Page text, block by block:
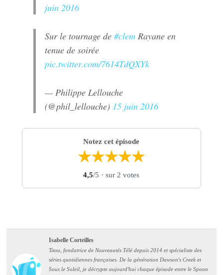
juin 2016
Sur le tournage de#clem Rayane en
tenue de soirée
pic.twitter.com/7614TdQXYk
— Philippe Lellouche
(@phil_lellouche) 15 juin 2016
Notez cet épisode
★★★★★
4,5/5 · sur 2 votes
Isabelle Corteilles
Titou, fondatrice de Nouveautés Télé depuis 2014 et spécialiste des
séries quotidiennes françaises. De la génération Dawson's Creek et
Sous le Soleil, je décrypte aujourd'hui chaque épisode entre le Spoon